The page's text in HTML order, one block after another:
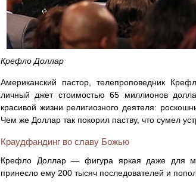
Крефло Доллар
Американский пастор, телепроповедник
личный джет стоимостью 65 миллионов
красивой жизни религиозного деятеля:
Чем же Доллар так покорил паству, что сумел
Краудфандинг во славу Божью
Крефло Доллар — фигура яркая даже для
принесло ему 200 тысяч последователей и